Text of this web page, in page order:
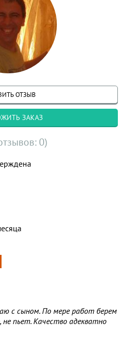
ОТЗЫВ
ЗАКАЗ
0)
с сыном. По мере работ берем
пьет. Качество адекватно